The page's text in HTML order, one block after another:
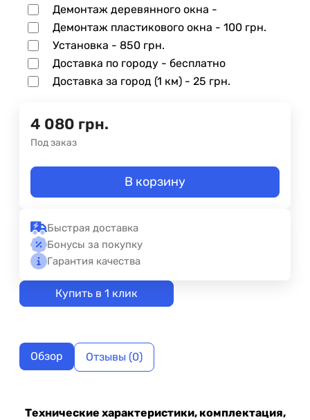
Демонтаж деревянного окна -
Демонтаж пластикового окна - 100 грн.
Установка - 850 грн.
Доставка по городу - бесплатно
Доставка за город (1 км) - 25 грн.
4 080 грн.
Под заказ
В корзину
Быстрая доставка
Бонусы за покупку
Гарантия качества
Купить в 1 клик
Обзор Отзывы (0)
Технические характеристики, комплектация,